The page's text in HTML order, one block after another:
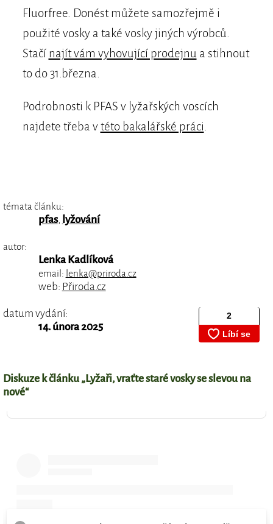
Fluorfree. Donést můžete samozřejmě i
použité vosky a také vosky jiných výrobců.
Stačí najít vám vyhovující prodejnu a stihnout
to do 31.března.
Podrobnosti k PFAS v lyžařských voscích
najdete třeba vtéto bakalářské práci
témata článku:
pfas, lyžování
autor:
Lenka Kadlíková
email: lenka@priroda.cz
web: Přiroda.cz
datum vydání:
14. února 2025
Diskuze k článku „Lyžaři, vraťte staré vosky se slevou na
nové“